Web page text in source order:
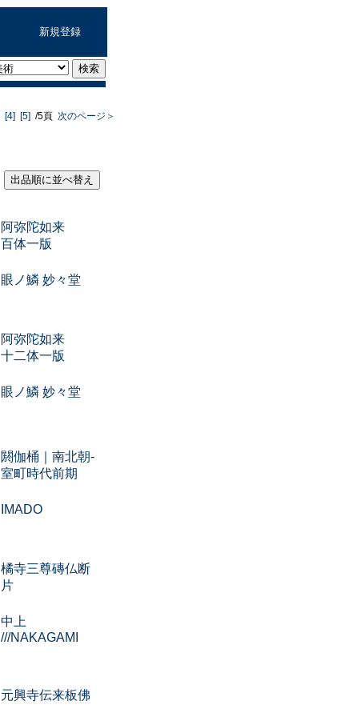
新規登録
[4] [5] /5頁次のページ＞
阿弥陀如来
百体一版
眼ノ鱗 妙々堂
阿弥陀如来
十二体一版
眼ノ鱗 妙々堂
閼伽桶｜南北朝-
室町時代前期
IMADO
橘寺三尊磚仏断
片
中上
///NAKAGAMI
元興寺伝来板佛